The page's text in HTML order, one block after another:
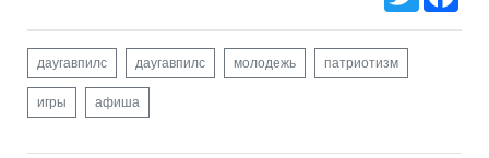
даугавпилс даугавпилс молодежь патриотизм
игры афиша